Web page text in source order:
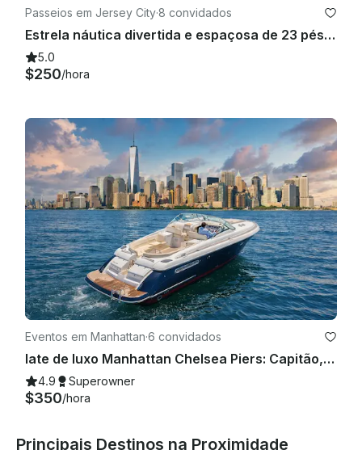
Passeios em Jersey City·8 convidados
Estrela náutica divertida e espaçosa de 23 pés em NY/NJ
5.0
$250/hora
Eventos em Manhattan·6 convidados
Iate de luxo Manhattan Chelsea Piers: Capitão, champanhe e catering!
4.9 Superowner
$350/hora
Principais Destinos na Proximidade